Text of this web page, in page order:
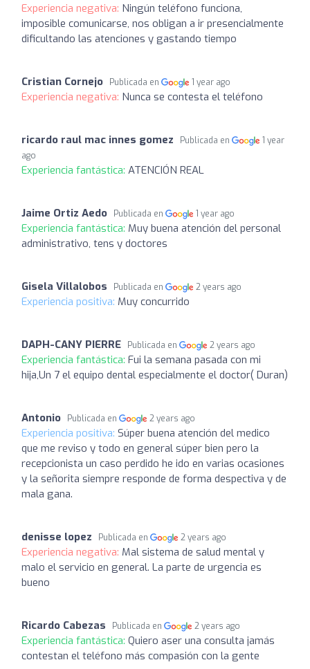
Experiencia negativa: Ningún teléfono funciona,
imposible comunicarse, nos obligan a ir presencialmente
dificultando las atenciones y gastando tiempo
Cristian Cornejo Publicada en 1 year ago
Experiencia negativa: Nunca se contesta el teléfono
ricardo raul mac innes gomez Publicada en
1 year
ago
Experiencia fantástica: ATENCIÓN REAL
Jaime Ortiz Aedo Publicada en 1 year ago
Experiencia fantástica: Muy buena atención del personal
administrativo, tens y doctores
Gisela Villalobos Publicada en 2 years ago
Experiencia positiva: Muy concurrido
DAPH-CANY PIERRE Publicada en 2 years ago
Experiencia fantástica: Fui la semana pasada con mi
hija,Un 7 el equipo dental especialmente el doctor( Duran)
Antonio Publicada en 2 years ago
Experiencia positiva: Súper buena atención del medico
que me reviso y todo en general súper bien pero la
recepcionista un caso perdido he ido en varias ocasiones
y la señorita siempre responde de forma despectiva y de
mala gana.
denisse lopez Publicada en 2 years ago
Experiencia negativa: Mal sistema de salud mental y
malo el servicio en general. La parte de urgencia es
bueno
Ricardo Cabezas Publicada en 2 years ago
Experiencia fantástica: Quiero aser una consulta jamás
contestan el teléfono más compasión con la gente